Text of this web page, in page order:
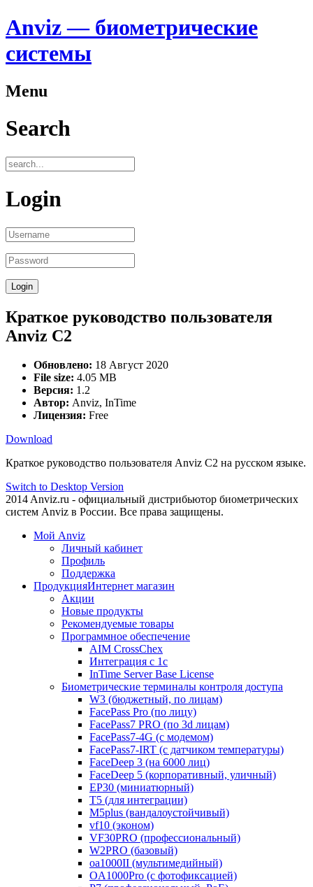
Anviz — биометрические
системы
Menu
Search
Login
Краткое руководство пользователя
Anviz C2
Обновлено: 18 Август 2020
File size: 4.05 MB
Версия: 1.2
Автор: Anviz, InTime
Лицензия: Free
Download
Краткое руководство пользователя Anviz C2 на русском языке.
Switch to Desktop Version
2014 Anviz.ru - официальный дистрибьютор биометрических
систем Anviz в России. Все права защищены.
Мой Anviz
Личный кабинет
Профиль
Поддержка
ПродукцияИнтернет магазин
Акции
Новые продукты
Рекомендуемые товары
Программное обеспечение
AIM CrossChex
Интеграция с 1с
InTime Server Base License
Биометрические терминалы контроля доступа
W3 (бюджетный, по лицам)
FacePass Pro (по лицу)
FacePass7 PRO (по 3d лицам)
FacePass7-4G (с модемом)
FacePass7-IRT (с датчиком температуры)
FaceDeep 3 (на 6000 лиц)
FaceDeep 5 (корпоративный, уличный)
EP30 (миниатюрный)
T5 (для интеграции)
M5plus (вандалоустойчивый)
vf10 (эконом)
VF30PRO (профессиональный)
W2PRO (базовый)
oa1000II (мультимедийный)
OA1000Pro (с фотофиксацией)